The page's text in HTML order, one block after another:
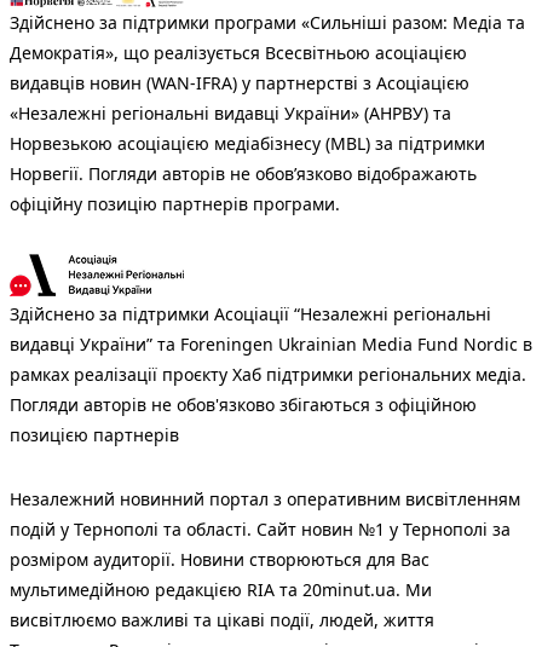
Здійснено за підтримки програми «Сильніші разом: Медіа та
Демократія», що реалізується Всесвітньою асоціацією
видавців новин (WAN-IFRA) у партнерстві з Асоціацією
«Незалежні регіональні видавці України» (АНРВУ) та
Норвезькою асоціацією медіабізнесу (MBL) за підтримки
Норвегії. Погляди авторів не обов’язково відображають
офіційну позицію партнерів програми.
Здійснено за підтримки Асоціації “Незалежні регіональні
видавці України” та Foreningen Ukrainian Media Fund Nordic в
рамках реалізації проєкту Хаб підтримки регіональних медіа.
Погляди авторів не обов'язково збігаються з офіційною
позицією партнерів
Незалежний новинний портал з оперативним висвітленням
подій у Тернополі та області. Сайт новин №1 у Тернополі за
розміром аудиторії. Новини створюються для Вас
мультимедійною редакцією RIA та 20minut.ua. Ми
висвітлюємо важливі та цікаві події, людей, життя